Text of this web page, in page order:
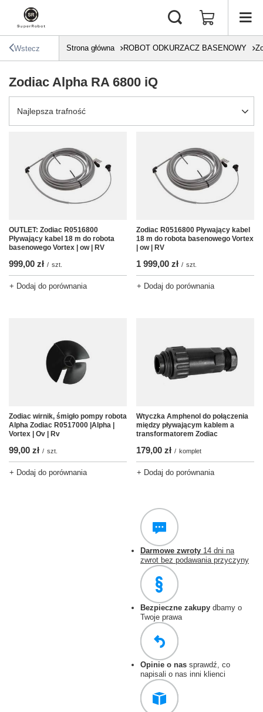
Wstecz Strona główna ROBOT ODKURZACZ BASENOWY
Zodiac Alpha RA 6800 iQ
Zmień sortowanie
Najlepsza trafność
OUTLET: Zodiac R0516800
Pływający kabel 18 m do robota
basenowego Vortex | ow | RV
999,00 zł / szt.
+ Dodaj do porównania
Zodiac R0516800 Pływający kabel
18 m do robota basenowego Vortex
| ow | RV
1 999,00 zł / szt.
+ Dodaj do porównania
Zodiac wirnik, śmigło pompy robota
Alpha Zodiac R0517000 |Alpha |
Vortex | Ov | Rv
99,00 zł / szt.
+ Dodaj do porównania
Wtyczka Amphenol do połączenia
między pływającym kablem a
transformatorem Zodiac
179,00 zł / komplet
+ Dodaj do porównania
Darmowe zwroty 14 dni na
zwrot bez podawania przyczyny
Bezpieczne zakupy dbamy o
Twoje prawa
Opinie o nas sprawdź, co
napisali o nas inni klienci